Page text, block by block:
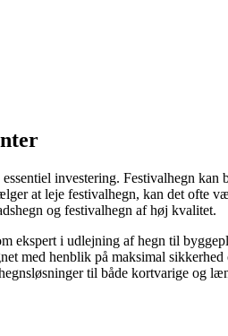
investering. Festivalhegn kan
at leje festivalhegn, kan det ofte
og festivalhegn af høj kvalitet.
ekspert i udlejning af hegn til
med henblik på maksimal sikkerhed
til både kortvarige og